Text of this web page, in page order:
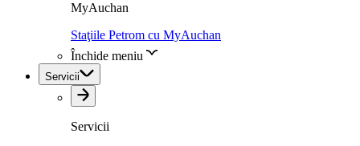
MyAuchan
Staţiile Petrom cu MyAuchan
Închide meniu
Servicii
Servicii